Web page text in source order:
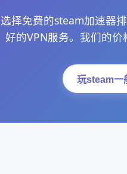
选择免费的steam加速器
好的VPN服务。我们的价
玩steam一